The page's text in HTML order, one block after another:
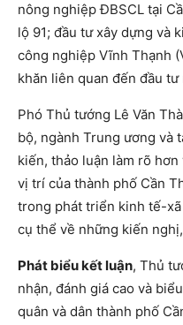
nông nghiệp ĐBSCL tại
lộ 91; đầu tư xây dựng và
công nghiệp Vĩnh Thạnh
khăn liên quan đến đầu
Phó Thủ tướng Lê Văn
bộ, ngành Trung ương và
kiến, thảo luận làm rõ
vị trí của thành phố Cần
trong phát triển kinh tế-
cụ thể về những kiến
Phát biểu kết luận, Thủ
nhận, đánh giá cao và
quân và dân thành phố